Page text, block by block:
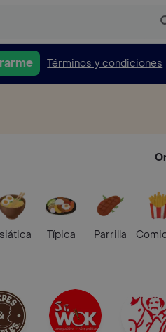
Términos y condiciones
Típica Parrilla